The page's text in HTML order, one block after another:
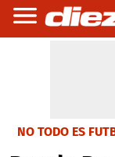
NO TODO ES